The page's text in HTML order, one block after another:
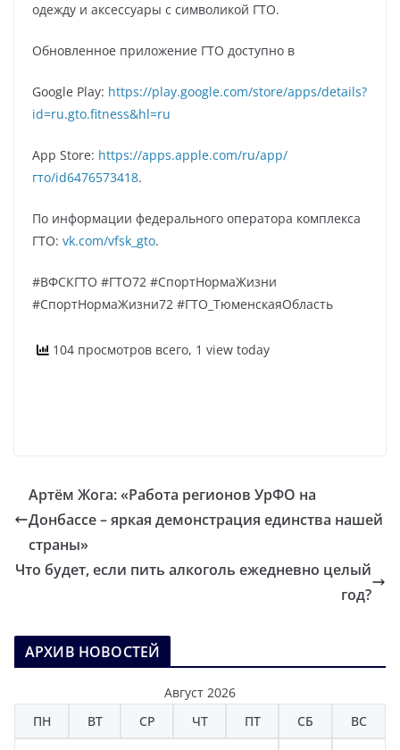
одежду и аксессуары с символикой ГТО.
Обновленное приложение ГТО доступно в
Google Play: https://play.google.com/store/apps/details?
id=ru.gto.fitness&hl=ru
App Store: https://apps.apple.com/ru/app/
гто/id6476573418.
По информации федерального оператора комплекса
ГТО: vk.com/vfsk_gto.
#ВФСКГТО #ГТО72 #СпортНормаЖизни
#СпортНормаЖизни72 #ГТО_ТюменскаяОбласть
104 просмотров всего, 1 view today
Артём Жога: «Работа регионов УрФО на
Донбассе – яркая демонстрация единства нашей
страны»
Что будет, если пить алкоголь ежедневно целый
год?
АРХИВ НОВОСТЕЙ
Август 2026
ПН
ВТ СР ЧТ ПТ СБ ВС